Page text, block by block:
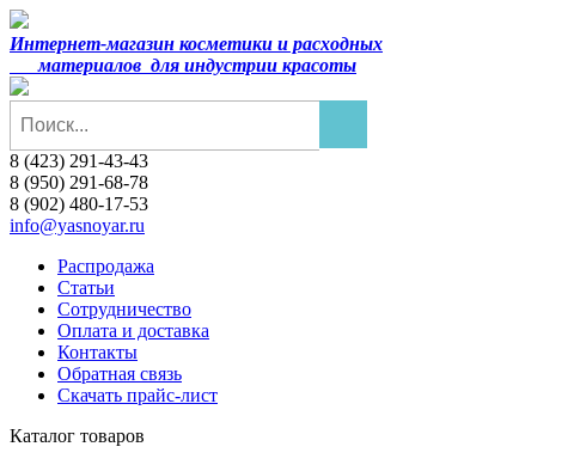
Интернет-магазин косметики и расходных
материалов для индустрии красоты
8 (423) 291-43-43
8 (950) 291-68-78
8 (902) 480-17-53
info@yasnoyar.ru
Распродажа
Статьи
Сотрудничество
Оплата и доставка
Контакты
Обратная связь
Скачать прайс-лист
Каталог товаров